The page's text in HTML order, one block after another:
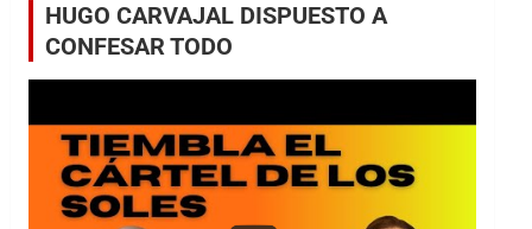
HUGO CARVAJAL DISPUESTO A
CONFESAR TODO